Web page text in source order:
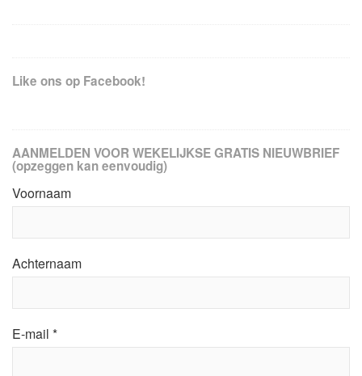
Like ons op Facebook!
AANMELDEN VOOR WEKELIJKSE GRATIS NIEUWBRIEF
(opzeggen kan eenvoudig)
Voornaam
Achternaam
E-mail *